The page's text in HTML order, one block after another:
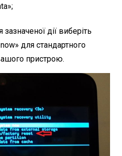
дії виберіть
для стандартного
пристрою.